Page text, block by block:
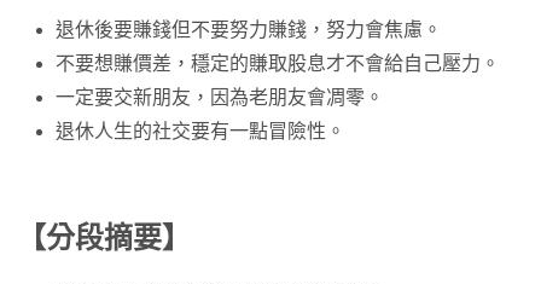
退休後要賺錢但不要努力賺錢，努力會焦慮。
不要想賺價差，穩定的賺取股息才不會給自己壓力。
一定要交新朋友，因為老朋友會凋零。
退休人生的社交要有一點冒險性。
【分段摘要】